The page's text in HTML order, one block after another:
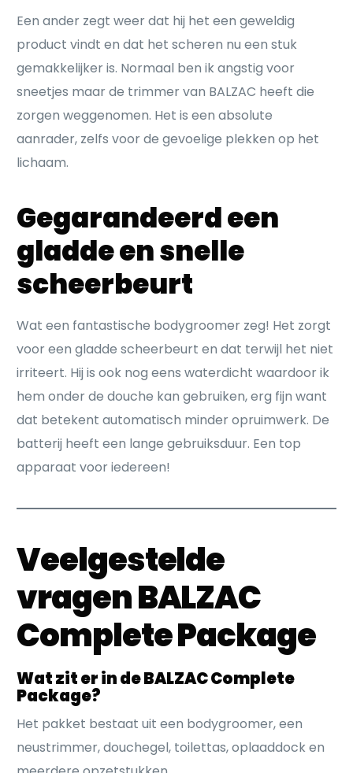
Een ander zegt weer dat hij het een geweldig
product vindt en dat het scheren nu een stuk
gemakkelijker is. Normaal ben ik angstig voor
sneetjes maar de trimmer van BALZAC heeft die
zorgen weggenomen. Het is een absolute
aanrader, zelfs voor de gevoelige plekken op het
lichaam.
Gegarandeerd een
gladde en snelle
scheerbeurt
Wat een fantastische bodygroomer zeg! Het zorgt
voor een gladde scheerbeurt en dat terwijl het niet
irriteert. Hij is ook nog eens waterdicht waardoor ik
hem onder de douche kan gebruiken, erg fijn want
dat betekent automatisch minder opruimwerk. De
batterij heeft een lange gebruiksduur. Een top
apparaat voor iedereen!
Veelgestelde
vragen BALZAC
Complete Package
Wat zit er in de BALZAC Complete
Package?
Het pakket bestaat uit een bodygroomer, een
neustrimmer, douchegel, toilettas, oplaaddock en